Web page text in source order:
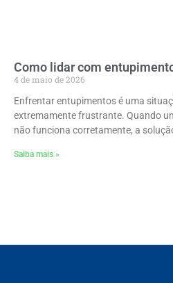
Como lidar com
4 de maio de 2026
Enfrentar entupimentos é uma
extremamente frustrante. Quando
não funciona corretamente, a
Saiba mais »